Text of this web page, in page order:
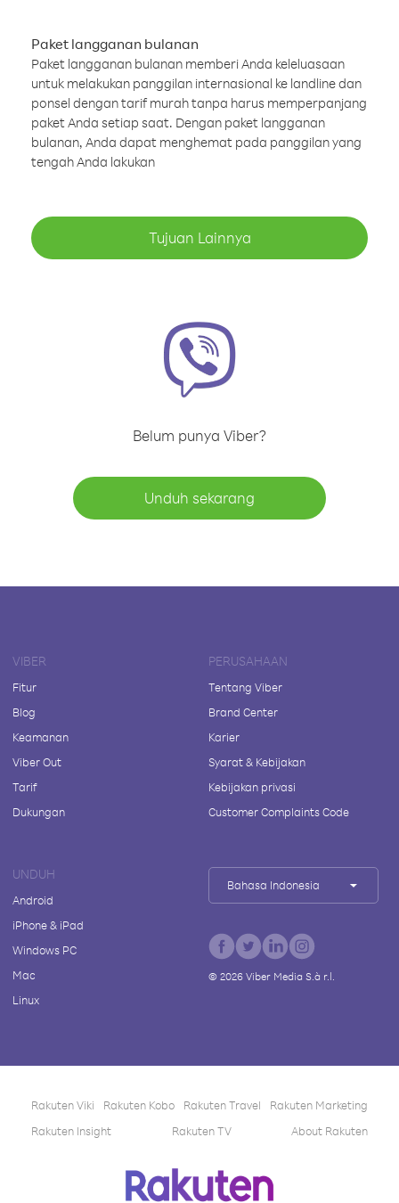
Paket langganan bulanan
Paket langganan bulanan memberi Anda keleluasaan
untuk melakukan panggilan internasional ke landline dan
ponsel dengan tarif murah tanpa harus memperpanjang
paket Anda setiap saat. Dengan paket langganan
bulanan, Anda dapat menghemat pada panggilan yang
tengah Anda lakukan
Tujuan Lainnya
Belum punya Viber?
Unduh sekarang
VIBER
Fitur
Blog
Keamanan
Viber Out
Tarif
Dukungan
PERUSAHAAN
Tentang Viber
Brand Center
Karier
Syarat & Kebijakan
Kebijakan privasi
Customer Complaints Code
UNDUH
Android
iPhone & iPad
Windows PC
Mac
Linux
Bahasa Indonesia
© 2026Viber Media S.à r.l.
Rakuten Viki Rakuten Kobo Rakuten Travel
Rakuten Marketing
Rakuten Insight
Rakuten TV About Rakuten